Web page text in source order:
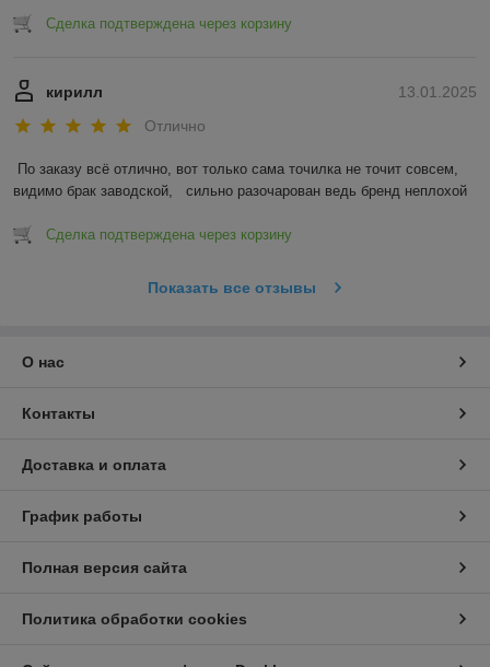
Сделка подтверждена через корзину
13.01.2025
кирилл
Отлично
По заказу всё отлично, вот только сама точилка не точит совсем,
видимо брак заводской,   сильно разочарован ведь бренд неплохой
Сделка подтверждена через корзину
Показать все отзывы
О нас
Контакты
Доставка и оплата
График работы
Полная версия сайта
Политика обработки cookies